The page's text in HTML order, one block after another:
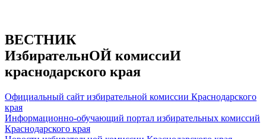
ВЕСТНИК
ИзбирательнОЙ комиссиИ
краснодарского края
Официальный сайт избирательной комиссии Краснодарского
края
Информационно-обучающий портал избирательных комиссий
Краснодарского края